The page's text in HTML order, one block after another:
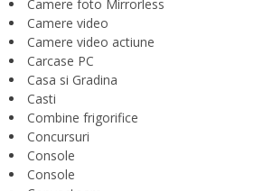
Camere foto Mirrorless
Camere video
Camere video actiune
Carcase PC
Casa si Gradina
Casti
Combine frigorifice
Concursuri
Console
Console